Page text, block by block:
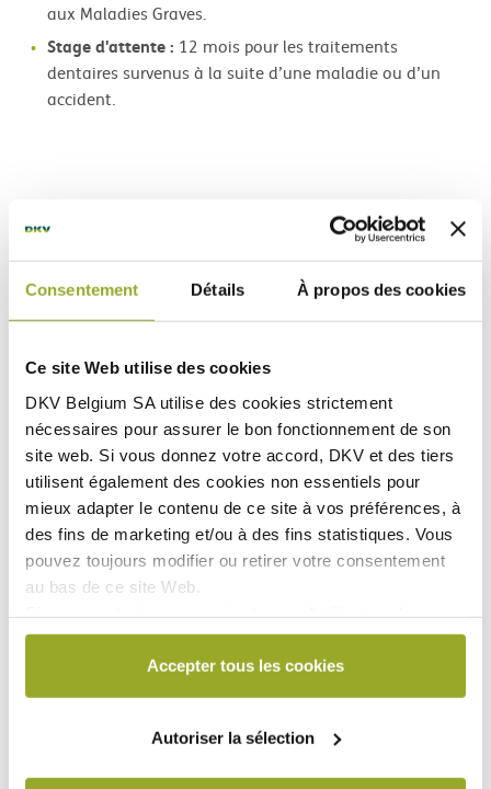
Consentement Détails À propos des cookies
Ce site Web utilise des cookies
DKV Belgium SA utilise des cookies strictement
nécessaires pour assurer le bon fonctionnement de son
site web. Si vous donnez votre accord, DKV et des tiers
utilisent également des cookies non essentiels pour
mieux adapter le contenu de ce site à vos préférences, à
des fins de marketing et/ou à des fins statistiques. Vous
pouvez toujours modifier ou retirer votre consentement
au bas de ce site Web.
cookies par DKV ou sur la manière de bloquer et/ou de
supprimer les cookies, veuillez consulter notre
déclaration relative aux cookies, disponible au bas de
Accepter tous les cookies
Autoriser la sélection
aux Maladies Graves.
Stage d'attente : 12 mois pour les traitements
dentaires survenus à la suite d’une maladie ou d’un
accident.
Remboursement réduit à 50% pour l’hospitalisation,
Graves si l’assurance maladie légale n’intervient pas du
tout (sur aucun poste de la facture de l’hôpital).
remboursement réduit à 40% si l’assurance maladie
légale n’intervient pas.
Conditions Générales d'Assurance
Document d'information produit (IPID)
DKV Hospi Comfort (Primes)